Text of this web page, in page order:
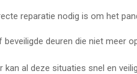
reparatie nodig is om het
deuren die niet meer
al deze situaties snel en